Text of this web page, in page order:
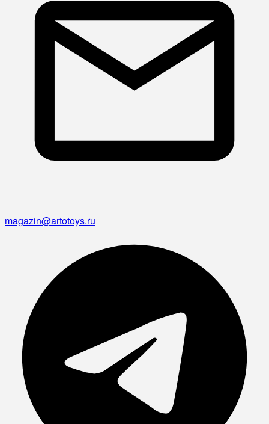
magazin@artotoys.ru